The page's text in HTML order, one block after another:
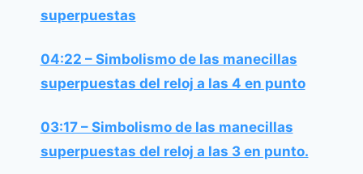
superpuestas
04:22 – Simbolismo de las manecillas
superpuestas del reloj a las 4 en punto
03:17 – Simbolismo de las manecillas
superpuestas del reloj a las 3 en punto.